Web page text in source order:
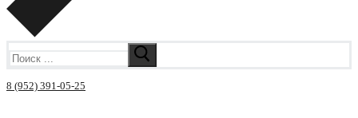
8 (952) 391-05-25